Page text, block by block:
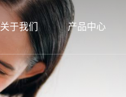
关于我们 产品中心